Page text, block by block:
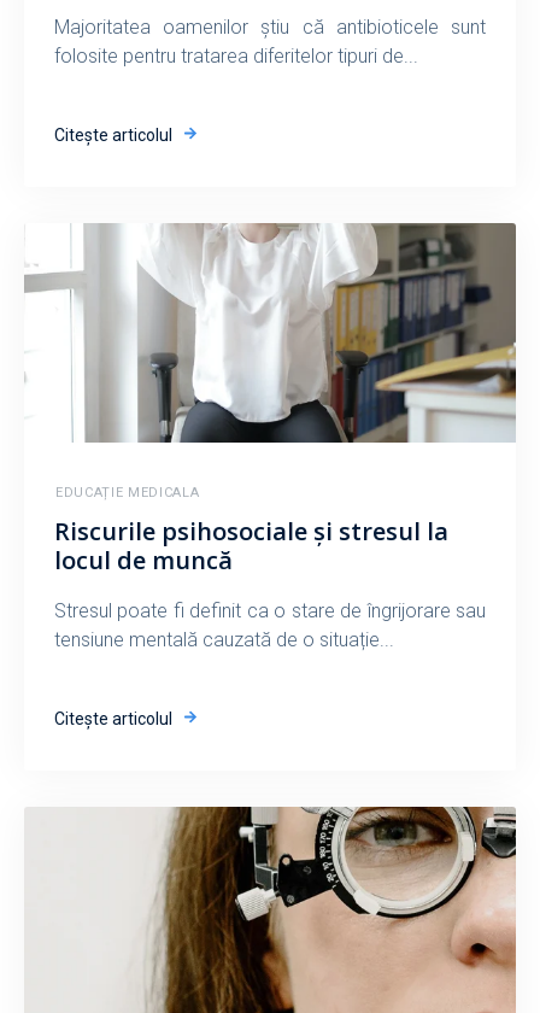
Majoritatea oamenilor știu că antibioticele sunt
folosite pentru tratarea diferitelor tipuri de...
Citește articolul
EDUCAȚIE MEDICALA
Riscurile psihosociale și stresul la
locul de muncă
Stresul poate fi definit ca o stare de îngrijorare sau
tensiune mentală cauzată de o situație...
Citește articolul